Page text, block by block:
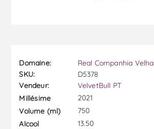
Domaine:
Real Companhia Velha
SKU:
D5378
Vendeur:
VelvetBull PT
Millésime
2021
Volume (ml)
750
Alcool
13.50